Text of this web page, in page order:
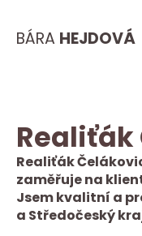
BÁRA HEJDOVÁ
Realiťák
zaměřuje na
Jsem kvalitní a
a Středočeský